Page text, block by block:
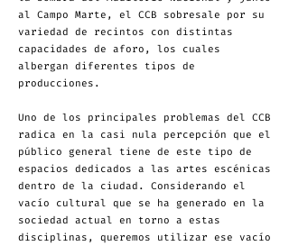
al Campo Marte, el CCB sobresale por su
variedad de recintos con distintas
capacidades de aforo, los cuales
albergan diferentes tipos de
producciones.
Uno de los principales problemas del CCB
radica en la casi nula percepción que el
público general tiene de este tipo de
espacios dedicados a las artes escénicas
dentro de la ciudad. Considerando el
vacío cultural que se ha generado en la
sociedad actual en torno a estas
disciplinas, queremos utilizar ese vacío